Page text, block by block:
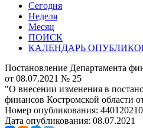
Сегодня
Неделя
Месяц
ПОИСК
КАЛЕНДАРЬ
Постановление Департамента
от 08.07.2021 № 25
"О внесении изменения в
финансов Костромской области
Номер опубликования:
Дата опубликования: 08.07.2021